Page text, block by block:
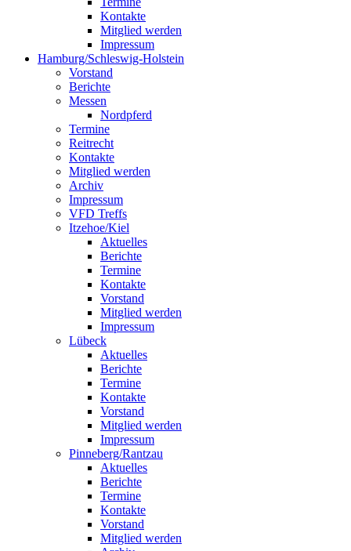
Kontakte
Mitglied werden
Impressum
Hamburg/Schleswig-Holstein
Vorstand
Berichte
Messen
Nordpferd
Termine
Reitrecht
Kontakte
Mitglied werden
Archiv
Impressum
VFD Treffs
Itzehoe/Kiel
Aktuelles
Berichte
Termine
Kontakte
Vorstand
Mitglied werden
Impressum
Lübeck
Aktuelles
Berichte
Termine
Kontakte
Vorstand
Mitglied werden
Impressum
Pinneberg/Rantzau
Aktuelles
Berichte
Termine
Kontakte
Vorstand
Mitglied werden